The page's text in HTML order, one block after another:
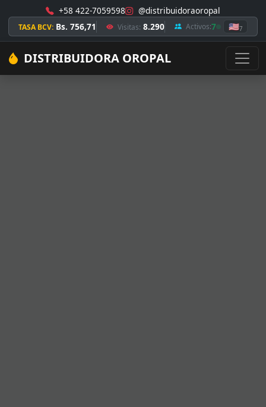
+58 422-7059598 @distribuidoraoropal
TASA BCV: Bs. 756,71 Visitas: 8.290 Activos:7 🇺🇸7
DISTRIBUIDORA OROPAL